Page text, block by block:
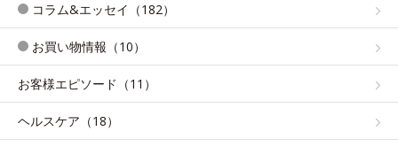
コラム&エッセイ（182）
お買い物情報（10）
お客様エピソード（11）
ヘルスケア（18）